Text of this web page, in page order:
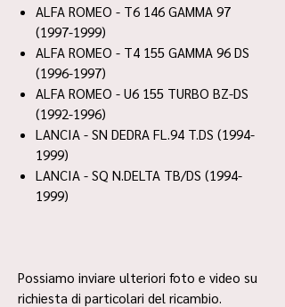
ALFA ROMEO - T6 146 GAMMA 97
(1997-1999)
ALFA ROMEO - T4 155 GAMMA 96 DS
(1996-1997)
ALFA ROMEO - U6 155 TURBO BZ-DS
(1992-1996)
LANCIA - SN DEDRA FL.94 T.DS (1994-
1999)
LANCIA - SQ N.DELTA TB/DS (1994-
1999)
Possiamo inviare ulteriori foto e video su
richiesta di particolari del ricambio.